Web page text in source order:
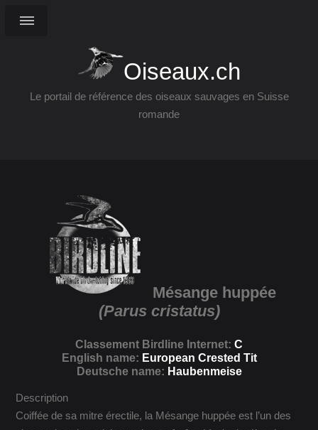
Oiseaux.ch
Le portail de référence des oiseaux sauvages en Suisse
romande
Mésange huppée
(Parus cristatus)
Classement Birdline Internet: C
English name: European Crested Tit
Deutsche name: Haubenmeise
Description
Coiffée de sa mitre érectile, la Mésange huppée est l’un des